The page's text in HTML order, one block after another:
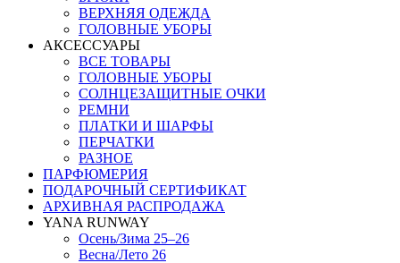
ВЕРХНЯЯ ОДЕЖДА
ГОЛОВНЫЕ УБОРЫ
АКСЕССУАРЫ
ВСЕ ТОВАРЫ
ГОЛОВНЫЕ УБОРЫ
СОЛНЦЕЗАЩИТНЫЕ ОЧКИ
РЕМНИ
ПЛАТКИ И ШАРФЫ
ПЕРЧАТКИ
РАЗНОЕ
ПАРФЮМЕРИЯ
ПОДАРОЧНЫЙ СЕРТИФИКАТ
АРХИВНАЯ РАСПРОДАЖА
YANA RUNWAY
Осень/Зима 25–26
Весна/Лето 26